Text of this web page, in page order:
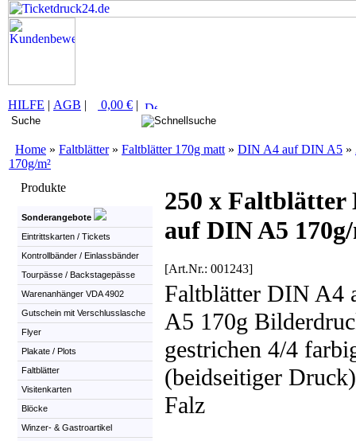
HILFE | AGB | 0,00 € |
Home » Faltblätter» Faltblätter 170g matt » DIN A4 auf DIN A5 »
170g/m²
Produkte
Sonderangebote
Eintrittskarten / Tickets
Kontrollbänder / Einlassbänder
Tourpässe / Backstagepässe
Warenanhänger VDA 4902
Gutschein mit Verschlusslasche
Flyer
Plakate / Plots
Faltblätter
Visitenkarten
Blöcke
Winzer- & Gastroartikel
250 x Faltblätter
auf DIN A5 170g/
[Art.Nr.: 001243]
Faltblätter DIN A4
A5 170g
gestrichen 4/4
(beidseitiger
Falz